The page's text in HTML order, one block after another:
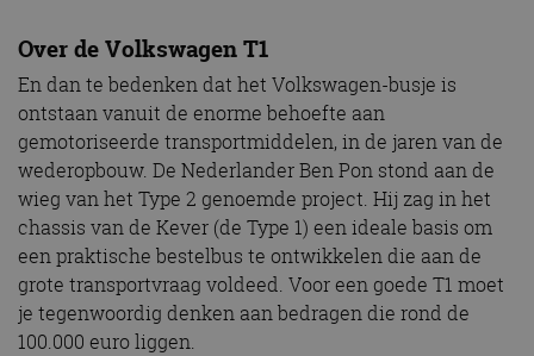
Over de Volkswagen T1
En dan te bedenken dat het Volkswagen-busje is
ontstaan vanuit de enorme behoefte aan
gemotoriseerde transportmiddelen, in de jaren van de
wederopbouw. De Nederlander Ben Pon stond aan de
wieg van het Type 2 genoemde project. Hij zag in het
chassis van de Kever (de Type 1) een ideale basis om
een praktische bestelbus te ontwikkelen die aan de
grote transportvraag voldeed. Voor een goede T1 moet
je tegenwoordig denken aan bedragen die rond de
100.000 euro liggen.